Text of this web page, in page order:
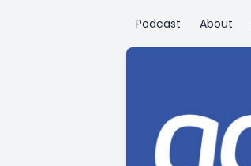
Podcast About